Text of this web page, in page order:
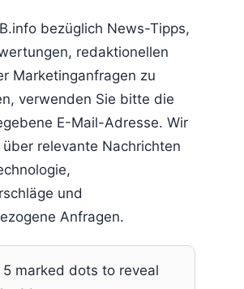
bezüglich News-Tipps,
redaktionellen
Marketinganfragen zu
verwenden Sie bitte die
E-Mail-Adresse. Wir
relevante Nachrichten
und
Anfragen.
5 marked dots to reveal